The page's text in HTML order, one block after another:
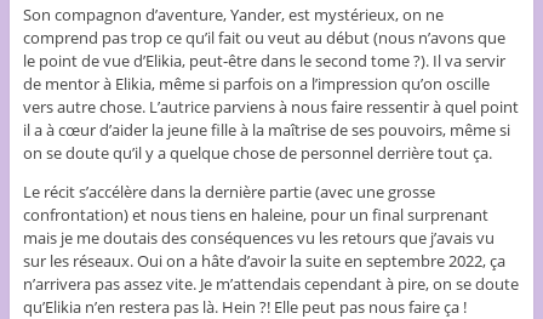
Son compagnon d’aventure, Yander, est mystérieux, on ne
comprend pas trop ce qu’il fait ou veut au début (nous n’avons que
le point de vue d’Elikia, peut-être dans le second tome ?). Il va servir
de mentor à Elikia, même si parfois on a l’impression qu’on oscille
vers autre chose. L’autrice parviens à nous faire ressentir à quel point
il a à cœur d’aider la jeune fille à la maîtrise de ses pouvoirs, même si
on se doute qu’il y a quelque chose de personnel derrière tout ça.
Le récit s’accélère dans la dernière partie (avec une grosse
confrontation) et nous tiens en haleine, pour un final surprenant
mais je me doutais des conséquences vu les retours que j’avais vu
sur les réseaux. Oui on a hâte d’avoir la suite en septembre 2022, ça
n’arrivera pas assez vite. Je m’attendais cependant à pire, on se doute
qu’Elikia n’en restera pas là. Hein ?! Elle peut pas nous faire ça !